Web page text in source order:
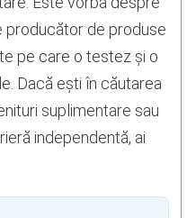
producător de produse
pe care o testez și o
Dacă ești în căutarea
suplimentare sau
independentă, ai